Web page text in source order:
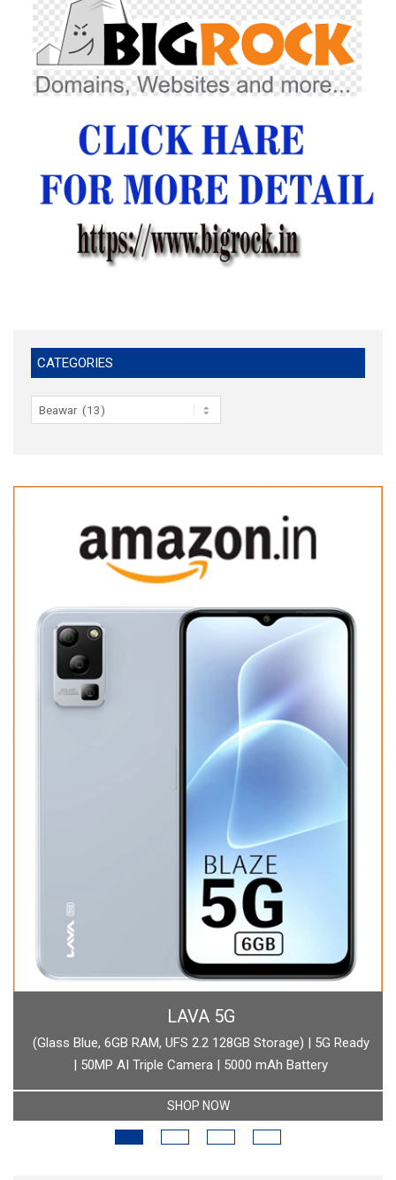
CATEGORIES
Categories
BOAT
boAt Newly Launched Wave Call Plus with 1.83" HD Display